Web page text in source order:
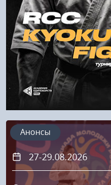
27-29.08.2026
Анонсы